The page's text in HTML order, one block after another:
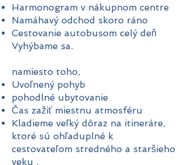
Harmonogram v nákupnom centre
Namáhavý odchod skoro ráno
Cestovanie autobusom celý deň
Vyhýbame sa.
namiesto toho,
Uvoľnený pohyb
pohodlné ubytovanie
Čas zažiť miestnu atmosféru
Kladieme veľký dôraz na itineráre,
ktoré sú ohľaduplné k
cestovateľom stredného a staršieho
veku .